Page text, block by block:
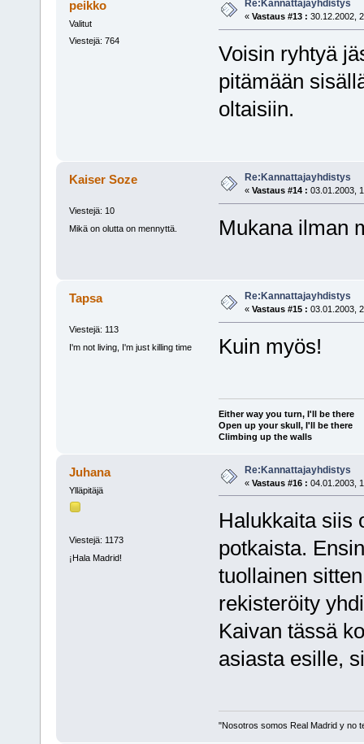
peikko
Valitut
Viestejä: 764
Re:Kannattajayhdistys
« Vastaus #13 : 30.12.2002,
Voisin ryhtyä
pitämään
oltaisiin.
Kaiser Soze
Viestejä: 10
Mikä on olutta on mennyttä.
Re:Kannattajayhdistys
« Vastaus #14 : 03.01.2003,
Mukana ilman
Tapsa
Viestejä: 113
I'm not living, I'm just killing time
Re:Kannattajayhdistys
« Vastaus #15 : 03.01.2003,
Kuin myös!
Either way you turn, I'll be there
Open up your skull, I'll be there
Climbing up the walls
Juhana
Ylläpitäjä
Viestejä: 1173
¡Hala Madrid!
Re:Kannattajayhdistys
« Vastaus #16 : 04.01.2003,
Halukkaita siis
potkaista.
tuollainen
rekisteröity
Kaivan tässä
asiasta esille,
"Nosotros somos Real Madrid y no